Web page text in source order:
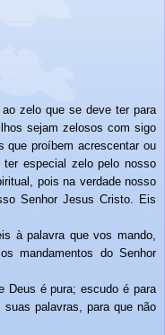
zelo que se deve ter para
sejam zelosos com sigo
que proíbem acrescentar ou
especial zelo pelo nosso
pois na verdade nosso
Senhor Jesus Cristo. Eis
à palavra que vos mando,
mandamentos do Senhor
Deus é pura; escudo é para
palavras, para que não